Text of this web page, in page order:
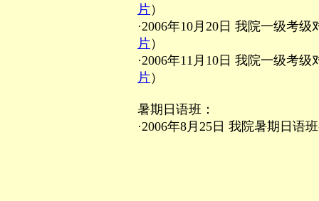
片）
·2006年10月20日 我院一级考
片）
·2006年11月10日 我院一级考
片）
暑期日语班：
·2006年8月25日 我院暑期日语